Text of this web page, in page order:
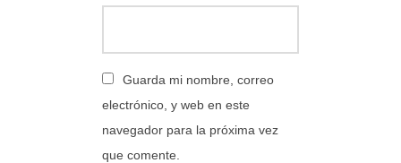
Guarda mi nombre, correo
electrónico, y web en este
navegador para la próxima vez
que comente.